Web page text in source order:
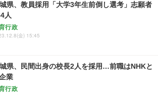
県、教員採用「大学3年生前倒し選考」志願者
人
行政
金) 15:45
県、民間出身の校長2人を採用…前職はNHKと
業
行政